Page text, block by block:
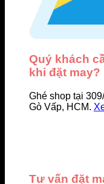
Quý khách
khi đặt may?
Ghé shop tại
Gò Vấp, HCM.
Tư vấn đặt